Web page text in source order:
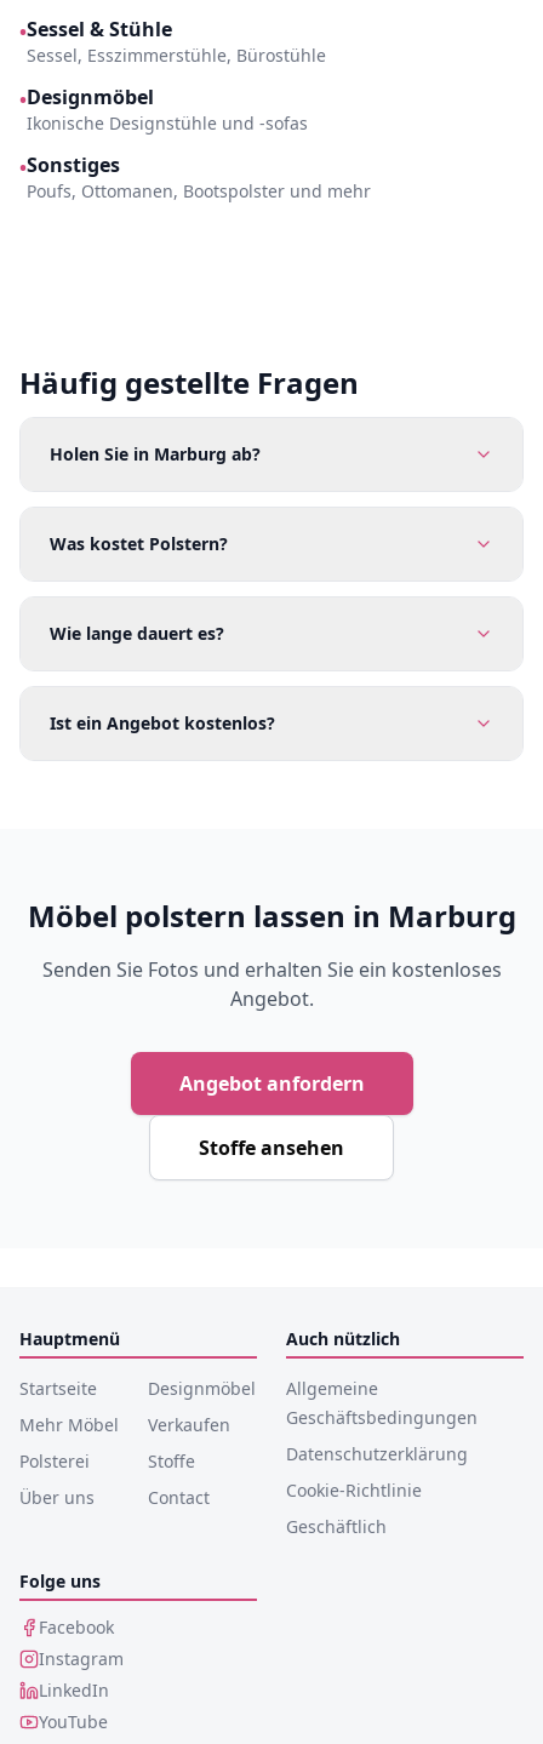
•Sessel & Stühle
Sessel, Esszimmerstühle, Bürostühle
•Designmöbel
Ikonische Designstühle und -sofas
•Sonstiges
Poufs, Ottomanen, Bootspolster und mehr
Häufig gestellte Fragen
Holen Sie in Marburg ab?
Was kostet Polstern?
Wie lange dauert es?
Ist ein Angebot kostenlos?
Möbel polstern lassen in Marburg
Senden Sie Fotos und erhalten Sie ein kostenloses
Angebot.
Angebot anfordern
Stoffe ansehen
Hauptmenü
Startseite
Designmöbel
Mehr Möbel
Verkaufen
Polsterei
Stoffe
Über uns
Contact
Auch nützlich
Allgemeine
Geschäftsbedingungen
Datenschutzerklärung
Cookie-Richtlinie
Geschäftlich
Folge uns
Facebook
Instagram
LinkedIn
YouTube